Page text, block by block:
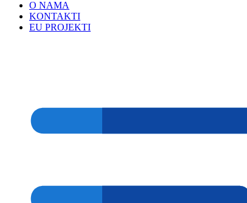
O NAMA
KONTAKTI
EU PROJEKTI